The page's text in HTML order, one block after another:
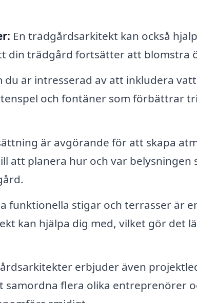
En trädgårdsarkitekt kan också
din trädgård fortsätter att blomstra
du är intresserad av att inkludera
och fontäner som förbättrar
är avgörande för att skapa
att planera hur och var belysningen
funktionella stigar och terrasser är
kan hjälpa dig med, vilket gör det
erbjuder även
samordna flera olika entreprenörer